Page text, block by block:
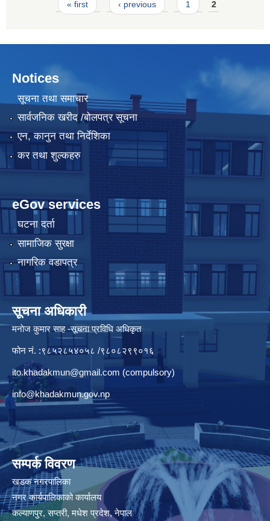
« first ‹ previous 1 2
Notices
सूचना तथा समाचार
सार्वजनिक खरीद /बोलपत्र सूचना
एन, कानुन तथा निर्देशिका
कर तथा शुल्कहरु
eGov services
घटना दर्ता
सामाजिक सुरक्षा
नागरिक वडापत्र
सूचना अधिकारी
मनाेज कुमार साह -सूचना प्रविधि अधिकृत
फोन नं. :९८५२८५४०५८ /९८०८२९९०१६
ito.khadakmun@gmail.com (compulsory)
info@khadakmun.gov.np
सम्पर्क विवरण
खडक नगरपालिका
नगर कार्यपालिकाको कार्यालय
कल्याणपुर, सप्तरी, मधेश प्रदेश, नेपाल